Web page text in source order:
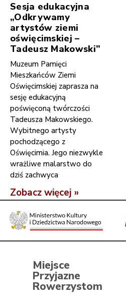
Sesja edukacyjna
„Odkrywamy
artystów ziemi
oświęcimskiej –
Tadeusz Makowski”
Muzeum Pamięci
Mieszkańców Ziemi
Oświęcimskiej zaprasza na
sesję edukacyjną
poświęconą twórczości
Tadeusza Makowskiego.
Wybitnego artysty
pochodzącego z
Oświęcimia. Jego niezwykle
wrażliwe malarstwo do
dziś zachwyca
Zobacz więcej »
Miejsce
Przyjazne
Rowerzystom